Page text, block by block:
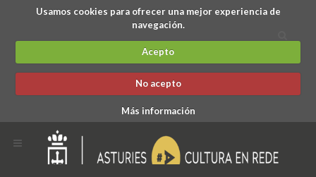
Usamos cookies para ofrecer una mejor experiencia de
navegación.
Acepto
No acepto
Más información